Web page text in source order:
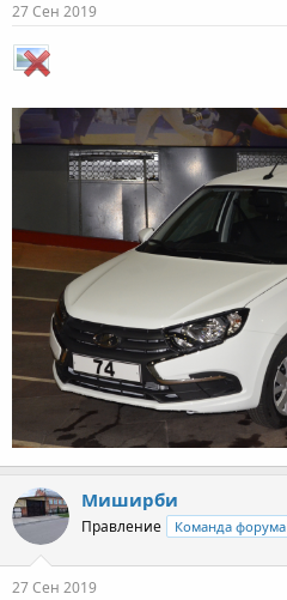
27 Сен 2019
Миширби
Правление Команда форума
27 Сен 2019